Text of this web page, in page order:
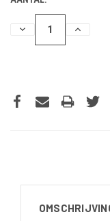
HOEVEELHEID